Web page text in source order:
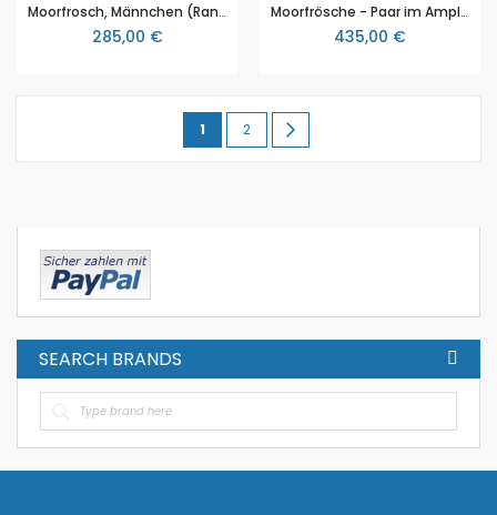
Moorfrosch, Männchen (Rana arvalis), von SOMSO® (ZoS 1019), in natürlicher Größe, aus SOMSO-Plast®
285,00 €
Moorfrösche - Paar im Amplexus (Rana arvalis), von SOMSO® (ZoS 1019/4), in natürlicher Größe, aus SOMSO-Plast®
435,00 €
Seite
Sie
1 Seite
2
SEARCH BRANDS